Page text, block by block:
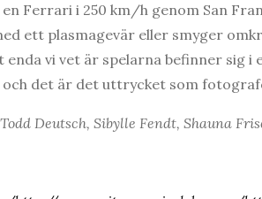
Ferrari i 250 km/h genom San
ett plasmagevär eller smyger
enda vi vet är spelarna befinner sig
det är det uttrycket som
Deutsch, Sibylle Fendt, Shauna